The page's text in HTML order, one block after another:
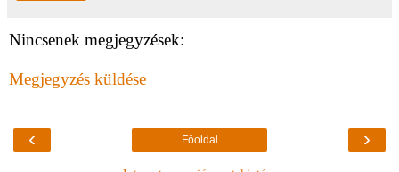
Nincsenek megjegyzések:
Megjegyzés küldése
‹ ›
Főoldal